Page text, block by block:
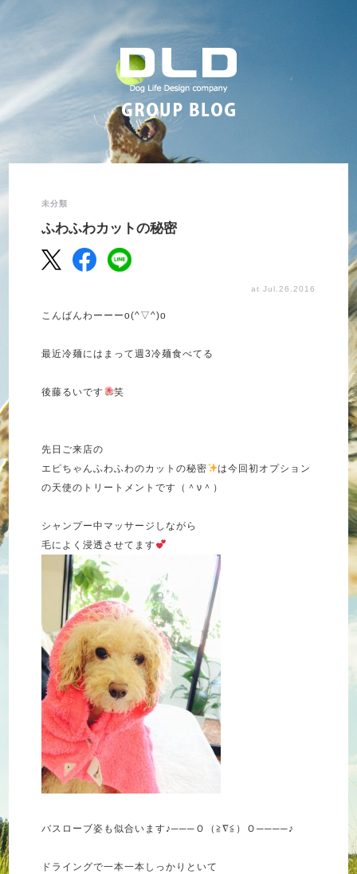
未分類
ふわふわカットの秘密
at Jul.26.2016
こんばんわーーーo(^▽^)o
最近冷麺にはまって週3冷麺食べてる
後藤るいです 笑
先日ご来店の
エピちゃんふわふわのカットの秘密
は今回初オプション
の天使のトリートメントです（＾ν＾）
シャンプー中マッサージしながら
毛によく浸透させてます
バスローブ姿も似合います♪───Ｏ（≧∇≦）Ｏ────♪
ドライングで一本一本しっかりといて